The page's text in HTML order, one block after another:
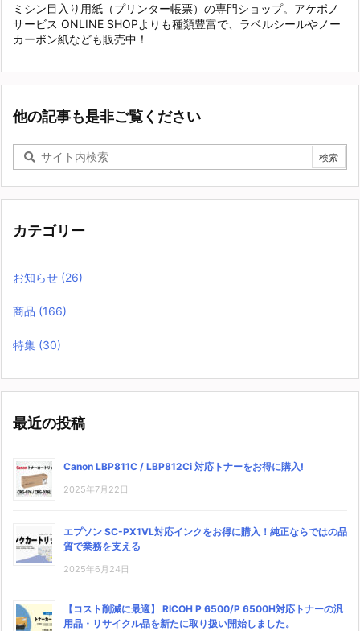
ミシン目入り用紙（プリンター帳票）の専門ショップ。アケボノ
サービス ONLINE SHOPよりも種類豊富で、ラベルシールやノー
カーボン紙なども販売中！
他の記事も是非ご覧ください
カテゴリー
お知らせ (26)
商品 (166)
特集 (30)
最近の投稿
Canon LBP811C / LBP812Ci 対応トナーをお得に購入!
2025年7月22日
エプソン SC-PX1VL対応インクをお得に購入！純正ならではの品
質で業務を支える
2025年6月24日
【コスト削減に最適】 RICOH P 6500/P 6500H対応トナーの汎
用品・リサイクル品を新たに取り扱い開始しました。